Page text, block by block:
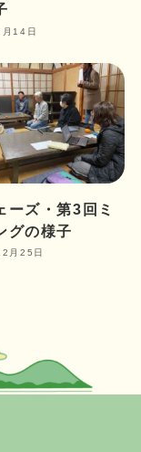
14日
ーズ・第3回ミ
グの様子
月25日